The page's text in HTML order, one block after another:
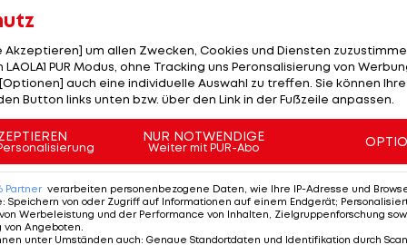
Andy Schleck
war es ausgerechnet Favorit und Vorjahressieger
mit Brüchen an beiden Händen das Handtuch
erwischte es dann auch noch den zweifachen Tour-
(TCS), der in einer Abfahrt in ein Schlagloch fuhr und
Fabian Cancellara aufgrund der Strapazen vor der
September konzentrieren.
Auf der einen Seite profitierte der Italiener natürlich
Akzeptieren] um allen Zwecken, Cookies und Diensten
PUR Modus, ohne Tracking uns Peronsalisierung von
auch eine individuelle Auswahl zu treffen. Sie können
Button links unten bzw. über den Link in der Fußzeile anpassen.
NUR NOTWENDIGE
Weiter mit PUR-Abo
Partner verarbeiten personenbezogene Daten, wie Ihre IP-Adresse und
: Speichern von oder Zugriff auf Informationen auf einem Endgerät;
Werbeleistung und der Performance von Inhalten, Zielgruppenforschung
von Angeboten
unter Umständen auch: Genaue Standortdaten und Identifikation durch